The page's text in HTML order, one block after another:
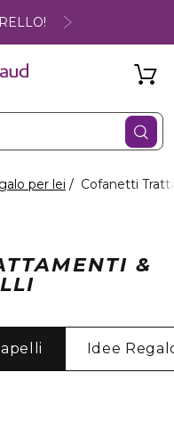
per lei Cofanetti
&
Idee